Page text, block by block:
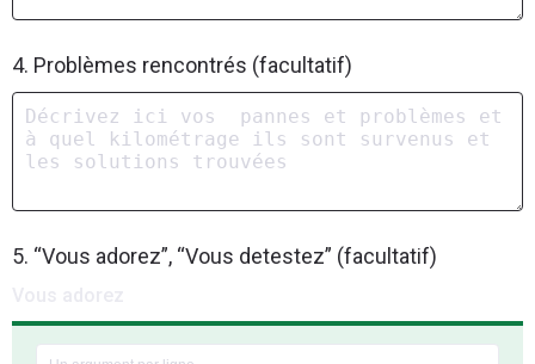
4. Problèmes rencontrés (facultatif)
5. “Vous adorez”, “Vous detestez” (facultatif)